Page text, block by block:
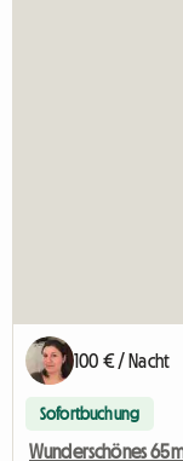
100 € / Nacht
Sofortbuchung